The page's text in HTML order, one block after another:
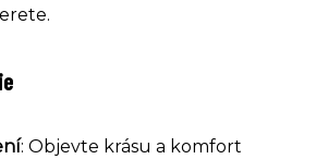
: Objevte krásu a komfort